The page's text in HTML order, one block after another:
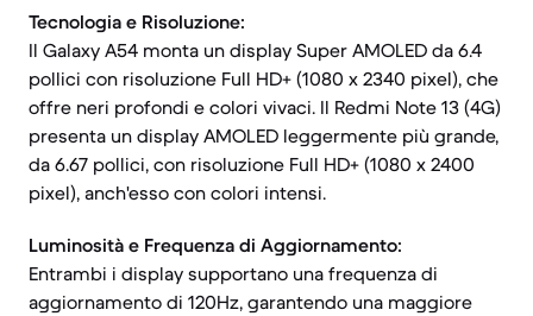
Tecnologia e Risoluzione:
Il Galaxy A54 monta un display Super AMOLED da 6.4
pollici con risoluzione Full HD+ (1080 x 2340 pixel), che
offre neri profondi e colori vivaci. Il Redmi Note 13 (4G)
presenta un display AMOLED leggermente più grande,
da 6.67 pollici, con risoluzione Full HD+ (1080 x 2400
pixel), anch'esso con colori intensi.
Luminosità e Frequenza di Aggiornamento:
Entrambi i display supportano una frequenza di
aggiornamento di 120Hz, garantendo una maggiore